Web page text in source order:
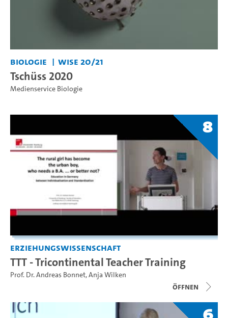
Biologie WiSe 20/21
Tschüss 2020
Medienservice Biologie
8
Erziehungswissenschaft
TTT - Tricontinental Teacher Training
Prof. Dr. Andreas Bonnet,Anja Wilken
Öffnen